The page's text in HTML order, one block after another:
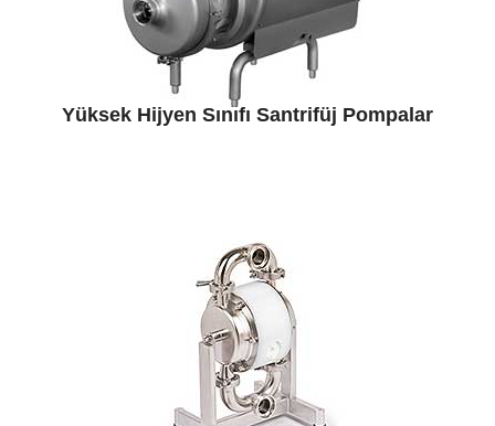
Yüksek Hijyen Sınıfı Santrifüj Pompalar